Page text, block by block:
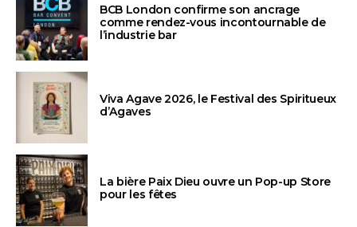
BCB London confirme son ancrage
comme rendez-vous incontournable de
l’industrie bar
Viva Agave 2026, le Festival des Spiritueux
d’Agaves
La bière Paix Dieu ouvre un Pop-up Store
pour les fêtes